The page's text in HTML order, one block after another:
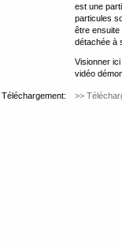
est une
particules
être ensuite
détachée à
Visionner
vidéo
Téléchargement: >>